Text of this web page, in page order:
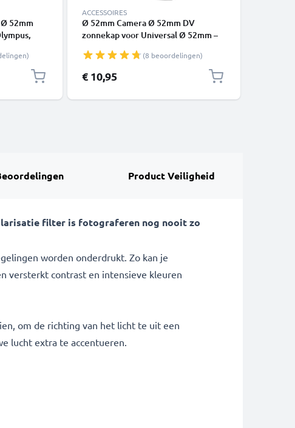
52mm
On:
ACCESSOIRES
Ø 52mm Camera Ø 52mm DV
zonnekap voor Universal Ø 52mm –
Square Zonnekap van CELLONIC
(8 beoordelingen)
€ 10,95
Product Veiligheid
filter is fotograferen nog nooit zo
worden onderdrukt. Zo kan je
versterkt contrast en intensieve kleuren
om de richting van het licht te uit een
lucht extra te accentueren.